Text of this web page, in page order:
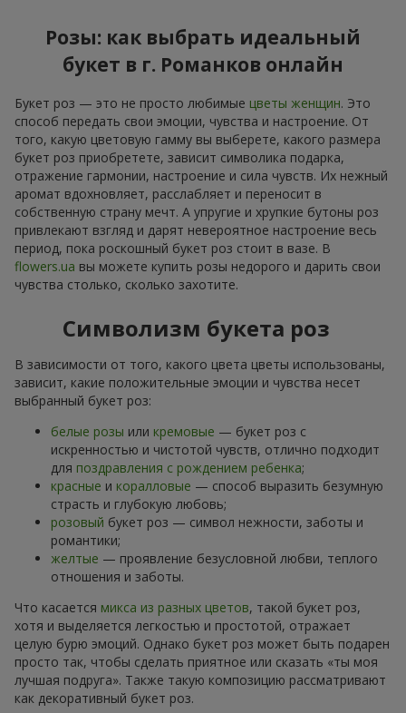
Розы: как выбрать идеальный
букет в г. Романков онлайн
Букет роз — это не просто любимые цветы женщин. Это
способ передать свои эмоции, чувства и настроение. От
того, какую цветовую гамму вы выберете, какого размера
букет роз приобретете, зависит символика подарка,
отражение гармонии, настроение и сила чувств. Их нежный
аромат вдохновляет, расслабляет и переносит в
собственную страну мечт. А упругие и хрупкие бутоны роз
привлекают взгляд и дарят невероятное настроение весь
период, пока роскошный букет роз стоит в вазе. В
flowers.ua вы можете купить розы недорого и дарить свои
чувства столько, сколько захотите.
Символизм букета роз
В зависимости от того, какого цвета цветы использованы,
зависит, какие положительные эмоции и чувства несет
выбранный букет роз:
белые розы или кремовые — букет роз с
искренностью и чистотой чувств, отлично подходит
для поздравления с рождением ребенка;
красные и коралловые — способ выразить безумную
страсть и глубокую любовь;
розовый букет роз — символ нежности, заботы и
романтики;
желтые — проявление безусловной любви, теплого
отношения и заботы.
Что касается микса из разных цветов, такой букет роз,
хотя и выделяется легкостью и простотой, отражает
целую бурю эмоций. Однако букет роз может быть подарен
просто так, чтобы сделать приятное или сказать «ты моя
лучшая подруга». Также такую композицию рассматривают
как декоративный букет роз.